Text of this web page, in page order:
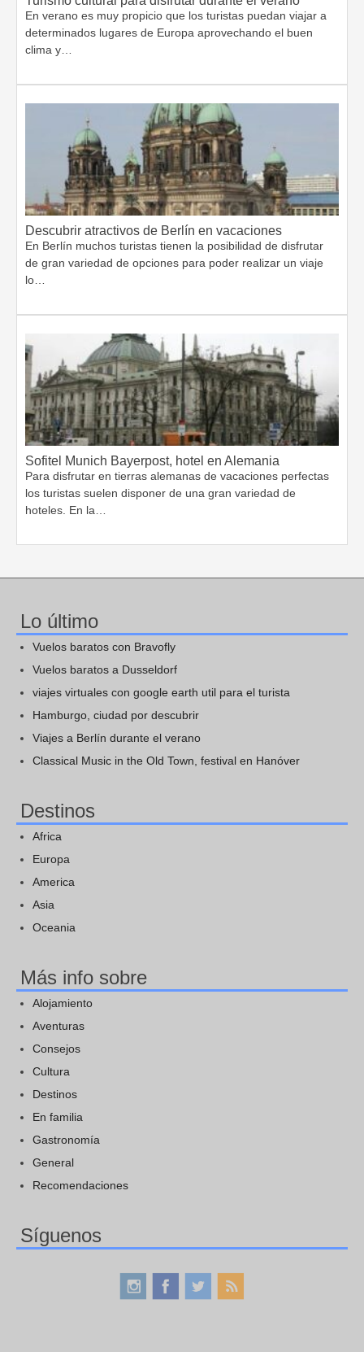
En verano es muy propicio que los turistas puedan viajar a
determinados lugares de Europa aprovechando el buen
clima y…
Descubrir atractivos de Berlín en vacaciones
En Berlín muchos turistas tienen la posibilidad de disfrutar
de gran variedad de opciones para poder realizar un viaje
lo…
Sofitel Munich Bayerpost, hotel en Alemania
Para disfrutar en tierras alemanas de vacaciones perfectas
los turistas suelen disponer de una gran variedad de
hoteles. En la…
Lo último
Vuelos baratos con Bravofly
Vuelos baratos a Dusseldorf
viajes virtuales con google earth util para el turista
Hamburgo, ciudad por descubrir
Viajes a Berlín durante el verano
Classical Music in the Old Town, festival en Hanóver
Destinos
Africa
Europa
America
Asia
Oceania
Más info sobre
Alojamiento
Aventuras
Consejos
Cultura
Destinos
En familia
Gastronomía
General
Recomendaciones
Síguenos